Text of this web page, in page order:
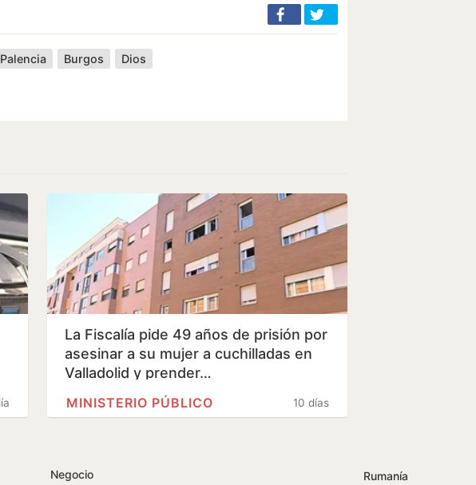
Palencia Burgos Dios
La Fiscalía pide 49 años de prisión por
asesinar a su mujer a cuchilladas en
Valladolid y prender…
10 días
MINISTERIO PÚBLICO
Negocio Rumanía